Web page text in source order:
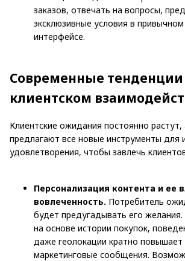
заказов, отвечать на вопросы,
эксклюзивные условия в
интерфейсе.
Современные тенденции
клиентском
Клиентские ожидания постоянно растут,
предлагают все новые инструменты для
удовлетворения, чтобы завлечь
Персонализация контента и ее
вовлеченность. Потребитель
будет предугадывать его
на основе истории покупок,
даже геолокации кратно повышает
маркетинговые сообщения.